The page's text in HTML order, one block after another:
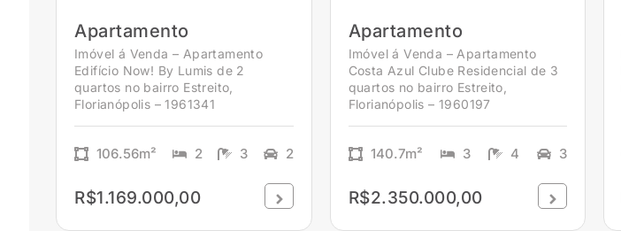
Apartamento
Imóvel á Venda – Apartamento
Edifício Now! By Lumis de 2
quartos no bairro Estreito,
Florianópolis – 1961341
106.56m² 2 3 2
R$1.169.000,00
Apartamento
Imóvel á Venda – Apartamento
Costa Azul Clube Residencial de 3
quartos no bairro Estreito,
Florianópolis – 1960197
140.7m² 3 4 3
R$2.350.000,00